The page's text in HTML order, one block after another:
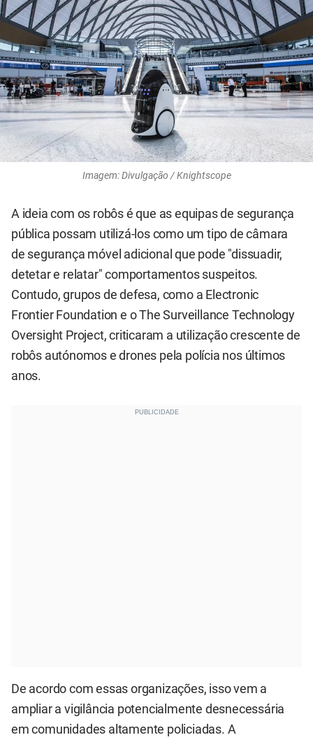
Imagem: Divulgação / Knightscope
A ideia com os robôs é que as equipas de segurança
pública possam utilizá-los como um tipo de câmara
de segurança móvel adicional que pode "dissuadir,
detetar e relatar" comportamentos suspeitos.
Contudo, grupos de defesa, como a Electronic
Frontier Foundation e o The Surveillance Technology
Oversight Project, criticaram a utilização crescente de
robôs autónomos e drones pela polícia nos últimos
anos.
De acordo com essas organizações, isso vem a
ampliar a vigilância potencialmente desnecessária
em comunidades altamente policiadas. A